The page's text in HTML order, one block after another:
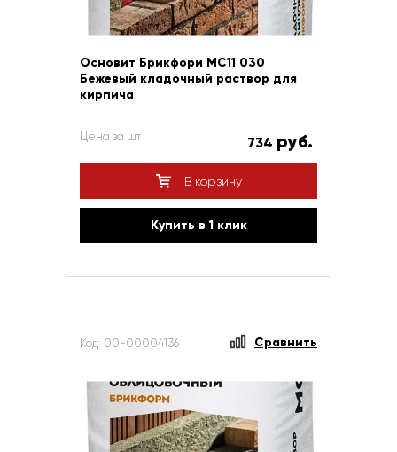
Основит Брикформ МС11 030
Бежевый кладочный раствор для
кирпича
Цена за шт 734 руб.
В корзину
Купить в 1 клик
Код: 00-00004136 Сравнить